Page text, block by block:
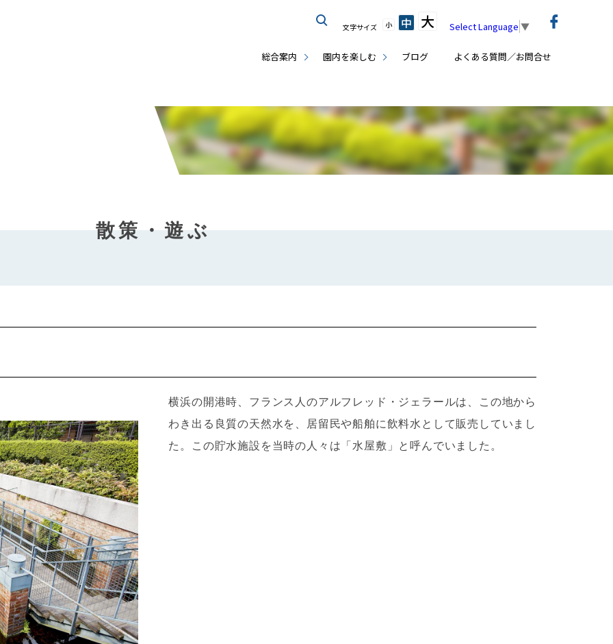
総合案内 園内を楽しむ ブログ よくある質問／お問合せ
文字サイズ 小 中 大 Select Language ▼
散策・遊ぶ
横浜の開港時、フランス人のアルフレッド・ジェラールは、この地から
わき出る良質の天然水を、居留民や船舶に飲料水として販売していまし
た。この貯水施設を当時の人々は「水屋敷」と呼んでいました。